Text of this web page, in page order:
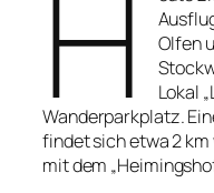
Olfen
Lokal
Wanderparkplatz.
findet sich etwa 2
mit dem